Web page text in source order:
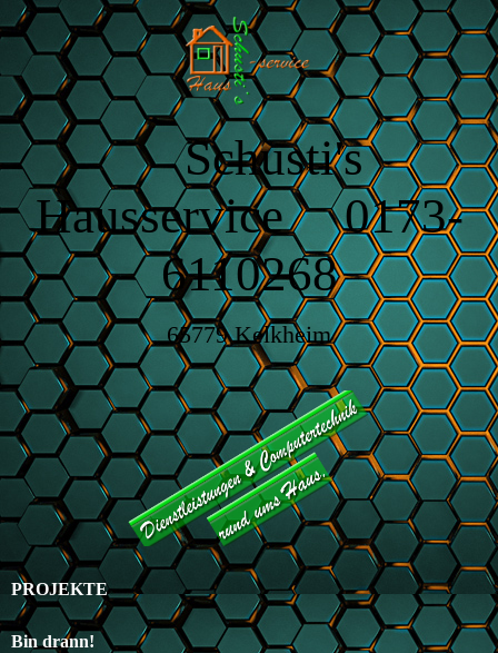
Schusti's
Hausservice 0173-
6110268
65779 Kelkheim
PROJEKTE
Bin drann!